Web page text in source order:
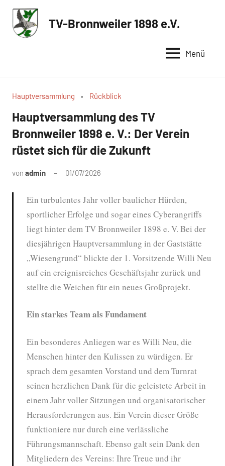
Zum
Inhalt
springen
TV-Bronnweiler 1898 e.V.
Sportverein
Menü
Hauptversammlung Rückblick
Hauptversammlung des TV
Bronnweiler 1898 e. V.: Der Verein
rüstet sich für die Zukunft
von admin 01/07/2026
Ein turbulentes Jahr voller baulicher Hürden,
sportlicher Erfolge und sogar eines Cyberangriffs
liegt hinter dem TV Bronnweiler 1898 e. V. Bei der
diesjährigen Hauptversammlung in der Gaststätte
„Wiesengrund“ blickte der 1. Vorsitzende Willi Neu
auf ein ereignisreiches Geschäftsjahr zurück und
stellte die Weichen für ein neues Großprojekt.
Ein starkes Team als Fundament
Ein besonderes Anliegen war es Willi Neu, die
Menschen hinter den Kulissen zu würdigen. Er
sprach dem gesamten Vorstand und dem Turnrat
seinen herzlichen Dank für die geleistete Arbeit in
einem Jahr voller Sitzungen und organisatorischer
Herausforderungen aus. Ein Verein dieser Größe
funktioniere nur durch eine verlässliche
Führungsmannschaft. Ebenso galt sein Dank den
Mitgliedern des Vereins: Ihre Treue und ihr